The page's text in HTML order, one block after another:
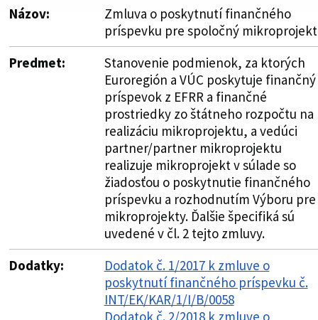
Názov:
Zmluva o poskytnutí finančného
príspevku pre spoločný mikroprojekt
Predmet:
Stanovenie podmienok, za ktorých
Euroregión a VÚC poskytuje finančný
príspevok z EFRR a finančné
prostriedky zo štátneho rozpočtu na
realizáciu mikroprojektu, a vedúci
partner/partner mikroprojektu
realizuje mikroprojekt v súlade so
žiadosťou o poskytnutie finančného
príspevku a rozhodnutím Výboru pre
mikroprojekty. Ďalšie špecifiká sú
uvedené v čl. 2 tejto zmluvy.
Dodatky:
Dodatok č. 1/2017 k zmluve o
poskytnutí finančného príspevku č.
INT/EK/KAR/1/I/B/0058
Dodatok č. 2/2018 k zmluve o